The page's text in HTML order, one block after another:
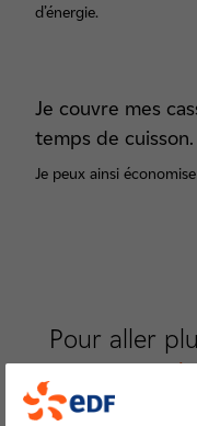
d’énergie.
Je couvre mes
temps de cuisson.
Je peux ainsi
Pour aller